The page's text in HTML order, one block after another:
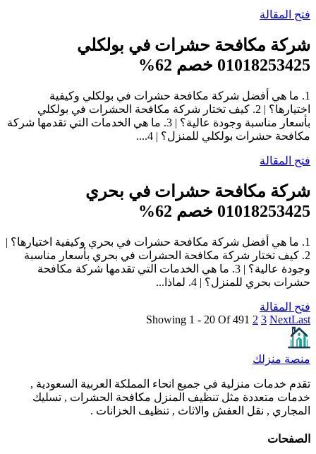
فتح المقالة
شركة مكافحة حشرات في بولكلي
01018253425 خصم 62%
1. ما هي أفضل شركة مكافحة حشرات في بولكلي وكيفية
اختيارها؟ | 2. كيف تختار شركة مكافحة الحشرات في بولكلي
بأسعار مناسبة وجودة عالية؟ | 3. ما هي الخدمات التي تقدمها شركة
مكافحة حشرات بولكلي للمنزل؟ | 4....
فتح المقالة
شركة مكافحة حشرات في بحري
01018253425 خصم 62%
1. ما هي أفضل شركة مكافحة حشرات في بحري وكيفية اختيارها؟ |
2. كيف تختار شركة مكافحة الحشرات في بحري بأسعار مناسبة
وجودة عالية؟ | 3. ما هي الخدمات التي تقدمها شركة مكافحة
حشرات بحري للمنزل؟ | 4. لماذا...
فتح المقالة
Showing 1 - 20 Of 491 2 3 NextLast
منصة منزلك
تقدم خدمات منزلية في جميع انحاء المملكة العربية السعودية ,
خدمات متعددة مثل تنظيف المنزل مكافحة الحشرات , تسليك
المجاري , نقل العفش والاثاث , تنظيف الخزانات .
الصفحات